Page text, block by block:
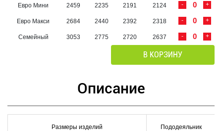
Евро Мини 2459 2235 2191 2124 +
-
Евро Макси 2684 2440 2392 2318 +
-
Семейный 3053 2775 2720 2637 +
-
В КОРЗИНУ
Описание
Размеры изделий Пододеяльник